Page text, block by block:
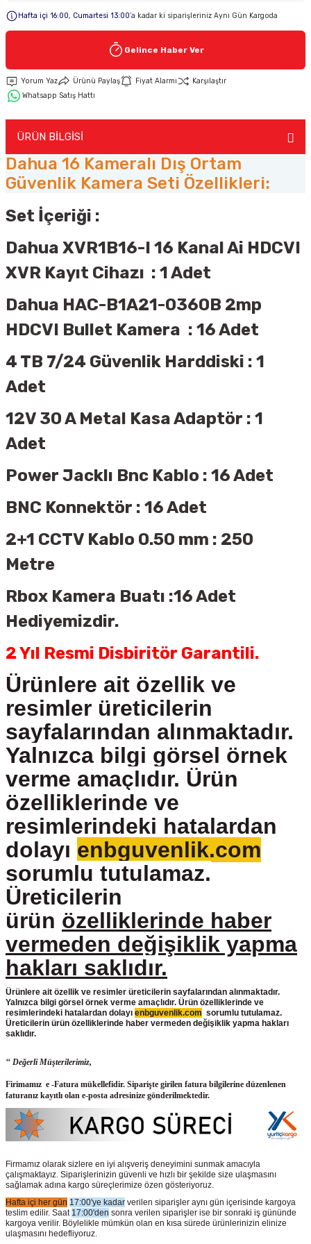
Hırsız Alarm Aksesuarlar
Hafta içi 16:00, Cumartesi 13:00’a kadar ki siparişleriniz Aynı Gün Kargoda
Gelince Haber Ver
Yorum Yaz Ürünü Paylaş Fiyat Alarmı
Karşılaştır
Whatsapp Satış Hattı
ÜRÜN BİLGİSİ
Dahua 16 Kameralı Dış Ortam
Güvenlik Kamera Seti Özellikleri:
Set İçeriği :
Dahua XVR1B16-I 16 Kanal Ai HDCVI
XVR Kayıt Cihazı : 1 Adet
Dahua HAC-B1A21-0360B 2mp
HDCVI Bullet Kamera : 16 Adet
4 TB 7/24 Güvenlik Harddiski : 1
Adet
12V 30 A Metal Kasa Adaptör : 1
Adet
Power Jacklı Bnc Kablo : 16 Adet
BNC Konnektör : 16 Adet
2+1 CCTV Kablo 0.50 mm : 250
Metre
Rbox Kamera Buatı :16 Adet
Hediyemizdir.
2 Yıl Resmi Disbiritör Garantili.
Ürünlere ait özellik ve
resimler üreticilerin
sayfalarından alınmaktadır.
Yalnızca bilgi görsel örnek
verme amaçlıdır. Ürün
özelliklerinde ve
resimlerindeki hatalardan
dolayı enbguvenlik.com
sorumlu tutulamaz.
Üreticilerin
ürün özelliklerinde haber
vermeden değişiklik yapma
hakları saklıdır.
Ürünlere ait özellik ve resimler üreticilerin sayfalarından alınmaktadır.
Yalnızca bilgi görsel örnek verme amaçlıdır. Ürün özelliklerinde ve
resimlerindeki hatalardan dolayı enbguvenlik.com sorumlu tutulamaz.
Üreticilerin ürün özelliklerinde haber vermeden değişiklik yapma hakları
saklıdır.
‘‘ Değerli Müşterilerimiz,
Firimamız e -Fatura mükellefidir. Siparişte girilen fatura bilgilerine düzenlenen
faturanız kayıtlı olan e-posta adresinize gönderilmektedir.
Firmamız olarak sizlere en iyi alışveriş deneyimini sunmak amacıyla
çalışmaktayız. Siparişlerinizin güvenli ve hızlı bir şekilde size ulaşmasını
sağlamak adına kargo süreçlerimize özen gösteriyoruz.
Hafta içi her gün 17:00'ye kadar verilen siparişler aynı gün içerisinde kargoya
teslim edilir. Saat 17:00'den sonra verilen siparişler ise bir sonraki iş gününde
kargoya verilir. Böylelikle mümkün olan en kısa sürede ürünlerinizin elinize
ulaşmasını hedefliyoruz.